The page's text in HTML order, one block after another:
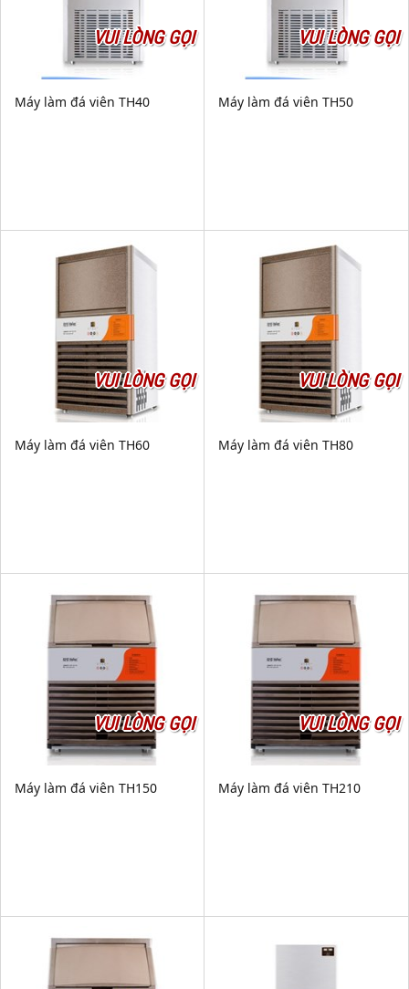
VUI LÒNG GỌI
Máy làm đá viên TH40
VUI LÒNG GỌI
Máy làm đá viên TH50
VUI LÒNG GỌI
Máy làm đá viên TH60
VUI LÒNG GỌI
Máy làm đá viên TH80
VUI LÒNG GỌI
Máy làm đá viên TH150
VUI LÒNG GỌI
Máy làm đá viên TH210